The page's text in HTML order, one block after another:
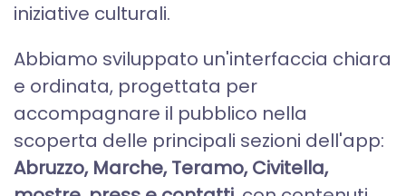
iniziative culturali.
Abbiamo sviluppato un'interfaccia chiara
e ordinata, progettata per
accompagnare il pubblico nella
scoperta delle principali sezioni dell'app:
Abruzzo, Marche, Teramo, Civitella,